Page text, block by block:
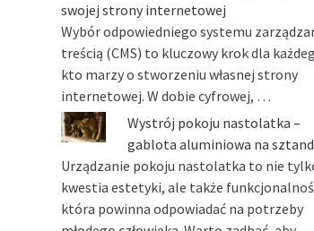
swojej strony internetowej
Wybór odpowiedniego systemu
treścią (CMS) to kluczowy krok dla
kto marzy o stworzeniu własnej strony
internetowej. W dobie cyfrowej, …
Wystrój pokoju nastolatka –
gablota aluminiowa na
Urządzanie pokoju nastolatka to nie
kwestia estetyki, ale także
która powinna odpowiadać na potrzeby